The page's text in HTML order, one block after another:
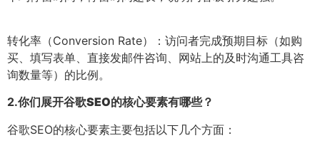
转化率（Conversion Rate）：访问者完成预期目标（如购
买、填写表单、直接发邮件咨询、网站上的及时沟通工具咨
询数量等）的比例。
2.你们展开谷歌SEO的核心要素有哪些？
谷歌SEO的核心要素主要包括以下几个方面：